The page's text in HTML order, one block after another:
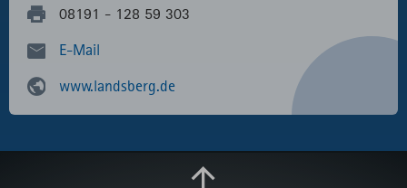
08191 - 128 59 303
E-Mail
www.landsberg.de